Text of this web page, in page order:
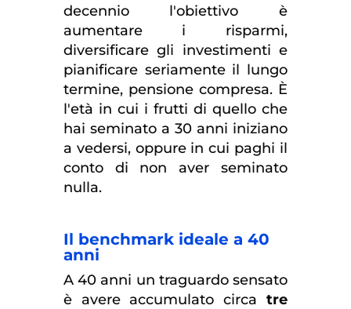
decennio l'obiettivo è
aumentare i risparmi,
diversificare gli investimenti e
pianificare seriamente il lungo
termine, pensione compresa. È
l'età in cui i frutti di quello che
hai seminato a 30 anni iniziano
a vedersi, oppure in cui paghi il
conto di non aver seminato
nulla.
Il benchmark ideale a 40
anni
A 40 anni un traguardo sensato
è avere accumulato circatre